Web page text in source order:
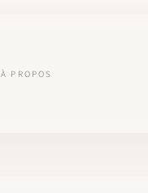
À PROPOS